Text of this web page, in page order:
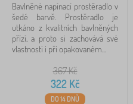
Bavlněné napínací prostěradlo v
šedé barvě. Prostěradlo je
utkáno z kvalitních bavlněných
přízí, a proto si zachovává své
vlastnosti i při opakovaném...
367Kč
322Kč
DO 14 DNŮ